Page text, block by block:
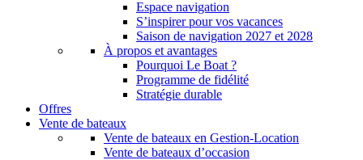
Espace navigation
S’inspirer pour vos vacances
Saison de navigation 2027 et 2028
À propos et avantages
Pourquoi Le Boat ?
Programme de fidélité
Stratégie durable
Offres
Vente de bateaux
Vente de bateaux en Gestion-Location
Vente de bateaux d’occasion